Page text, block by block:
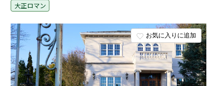
お気に入りに追加
大正ロマン